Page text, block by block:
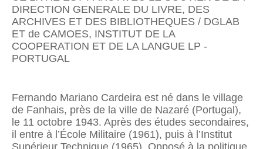
DIRECTION GENERALE DU LIVRE, DES
ARCHIVES ET DES BIBLIOTHEQUES / DGLAB
ET de CAMOES, INSTITUT DE LA
COOPERATION ET DE LA LANGUE LP -
PORTUGAL
Fernando Mariano Cardeira est né dans le village
de Fanhais, près de la ville de Nazaré (Portugal),
le 11 octobre 1943. Après des études secondaires,
il entre à l’École Militaire (1961), puis à l’Institut
Supérieur Technique (1965). Opposé à la politique